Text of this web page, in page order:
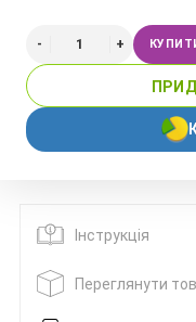
Інструкція
Переглянути